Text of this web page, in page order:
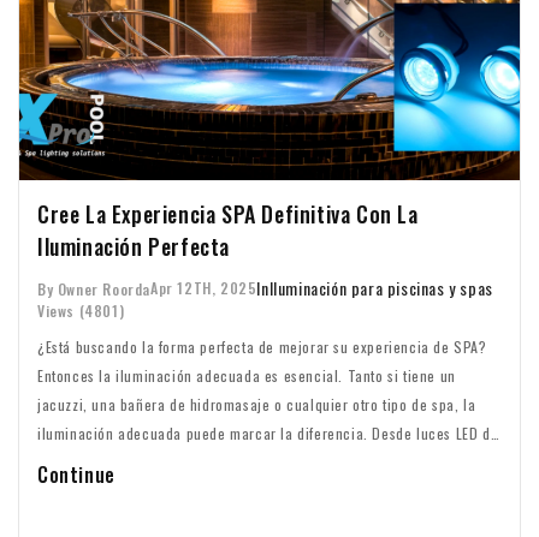
Cree La Experiencia SPA Definitiva Con La
Iluminación Perfecta
By Owner RoordaApr 12TH, 2025InIluminación para piscinas y spas
Views (4801)
¿Está buscando la forma perfecta de mejorar su experiencia de SPA?
Entonces la iluminación adecuada es esencial. Tanto si tiene un
jacuzzi, una bañera de hidromasaje o cualquier otro tipo de spa, la
iluminación adecuada puede marcar la diferencia. Desde luces LED de
colores hasta sutiles interruptores de puntillas, encontrará todo lo que
Continue